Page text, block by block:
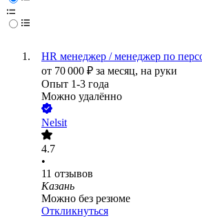
HR менеджер / менеджер по
от 70 000 ₽ за месяц, на руки
Опыт 1-3 года
Можно удалённо
Nelsit
4.7
•
11 отзывов
Казань
Можно без резюме
Откликнуться